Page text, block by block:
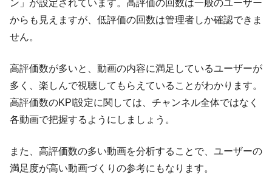
ン」が設定されています。高評価の回数は一般のユーザー
からも見えますが、低評価の回数は管理者しか確認できま
せん。
高評価数が多いと、動画の内容に満足しているユーザーが
多く、楽しんで視聴してもらえていることがわかります。
高評価数のKPI設定に関しては、チャンネル全体ではなく
各動画で把握するようにしましょう。
また、高評価数の多い動画を分析することで、ユーザーの
満足度が高い動画づくりの参考にもなります。